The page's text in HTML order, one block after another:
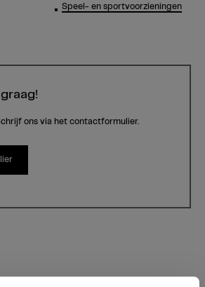
Speel- en sportvoorzieningen
ons via het contactformulier.